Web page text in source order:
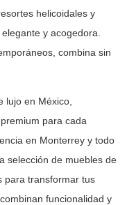
helicoidales y
y acogedora.
combina sin
lujo en México,
para cada
en Monterrey y todo
selección de muebles de
para transformar tus
funcionalidad y